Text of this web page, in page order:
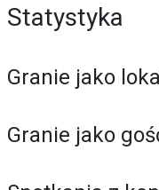
Statystyka
Granie jako
Granie jako